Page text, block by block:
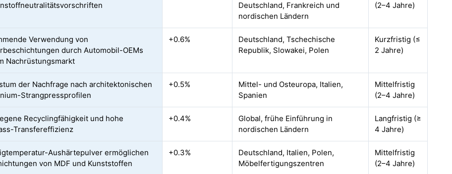
Deutschland, Frankreich und
nordischen Ländern
(2–4 Jahre)
Verwendung von
durch Automobil-OEMs
Nachrüstungsmarkt
+0.6%
Deutschland, Tschechische
Republik, Slowakei, Polen
Kurzfristig (≤
2 Jahre)
der Nachfrage nach architektonischen
Strangpressprofilen
+0.5%
Mittel- und Osteuropa, Italien,
Spanien
Mittelfristig
(2–4 Jahre)
Recyclingfähigkeit und hohe
Transfereffizienz
+0.4%
Global, frühe Einführung in
nordischen Ländern
Langfristig (≥
4 Jahre)
Aushärtepulver ermöglichen
von MDF und Kunststoffen
+0.3%
Deutschland, Italien, Polen,
Möbelfertigungszentren
Mittelfristig
(2–4 Jahre)